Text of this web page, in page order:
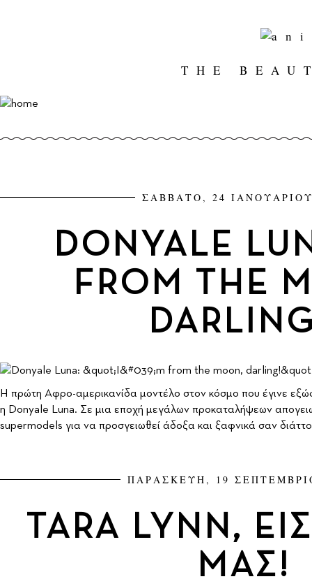
THE
ΣΑΒΒΑΤΟ, 24 ΙΑΝΟΥΑΡΙΟΥ
DONYALE
FROM THE
Η πρώτη Αφρο-αμερικανίδα μοντέλο στον κόσμο που έγινε
η Donyale Luna. Σε μια εποχή μεγάλων προκαταλήψεων
supermodels για να προσγειωθεί άδοξα και ξαφνικά σαν
ΠΑΡΑΣΚΕΥΗ, 19
TARA LYNN,
ΜΑΣ!